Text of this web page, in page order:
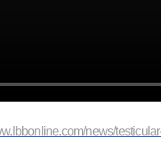
news/